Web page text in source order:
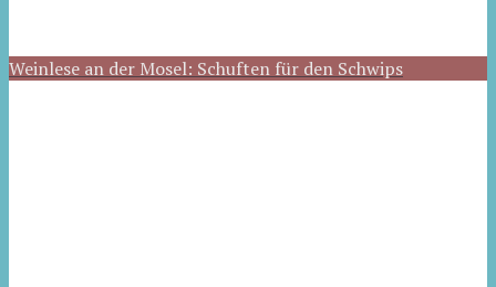
Weinlese an der Mosel: Schuften für den Schwips